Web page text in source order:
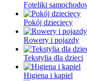
Foteliki
Pokój dziecięcy
Rowery i pojazdy
Tekstylia dla dzieci
Higiena i kąpiel